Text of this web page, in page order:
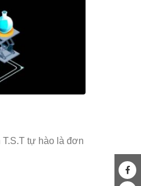
tự hào là đơn